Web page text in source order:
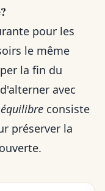
pour les
le même
la fin du
avec
consiste
préserver la